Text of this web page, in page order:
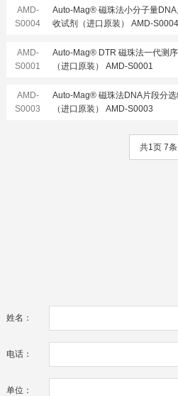
AMD-
S0004
Auto-Mag® 磁珠法小分子量
收试剂（进口原装） AMD-S0004
AMD-
S0001
Auto-Mag® DTR 磁珠法一代测
（进口原装） AMD-S0001
AMD-
S0003
Auto-Mag® 磁珠法DNA片段分选
（进口原装） AMD-S0003
共1页 7条
姓名：
电话：
单位：